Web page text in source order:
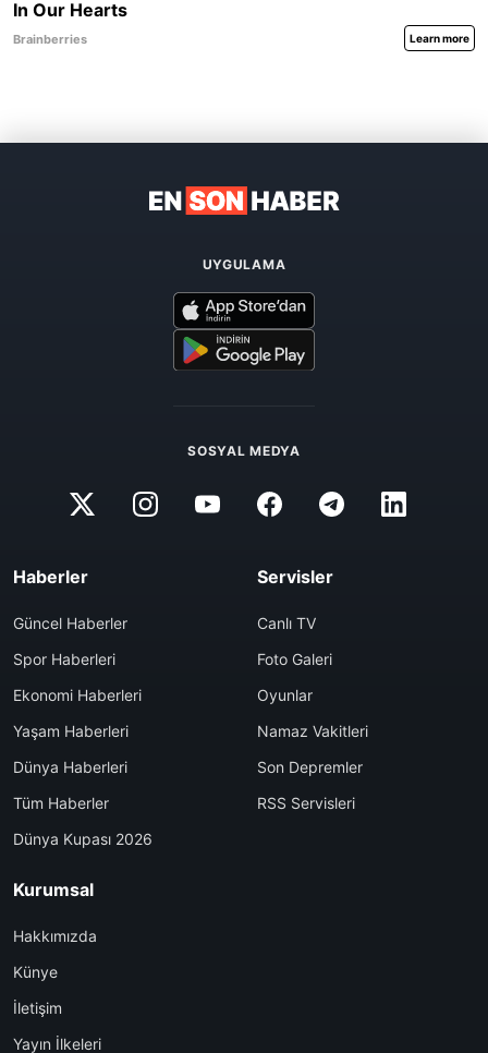
UYGULAMA
SOSYAL MEDYA
Haberler
Güncel Haberler
Spor Haberleri
Ekonomi Haberleri
Yaşam Haberleri
Dünya Haberleri
Tüm Haberler
Dünya Kupası 2026
Servisler
Canlı TV
Foto Galeri
Oyunlar
Namaz Vakitleri
Son Depremler
RSS Servisleri
Kurumsal
Hakkımızda
Künye
İletişim
Yayın İlkeleri